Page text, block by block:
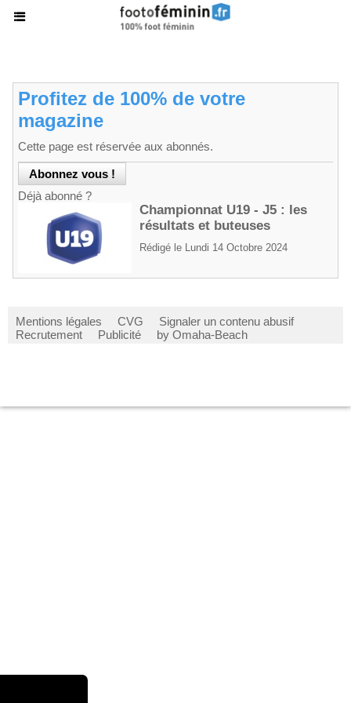
Profitez de 100% de votre
magazine
Cette page est réservée aux abonnés.
Déjà abonné ?
Championnat U19 - J5 : les
résultats et buteuses
Rédigé le Lundi 14 Octobre 2024
Mentions légales CVG
Signaler un contenu abusif
Recrutement
Publicité by Omaha-Beach